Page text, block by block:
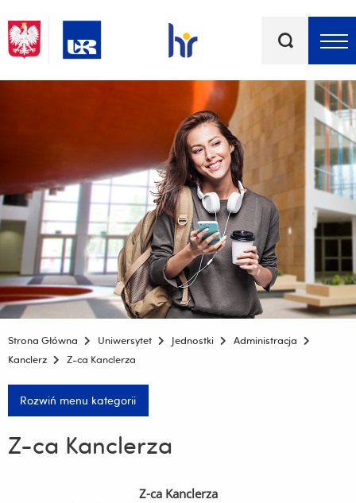
kluczowe
Strona Główna Uniwersytet Jednostki
Administracja
Kanclerz
Z-ca Kanclerza
Rozwiń menu kategorii
Z-ca Kanclerza
Z-ca Kanclerza